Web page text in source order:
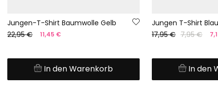
Jungen-T-Shirt Baumwolle Gelb
22,95 €
11,45 €
In den Warenkorb
Jungen T-Shirt
17,95 € 7,95 €
In den